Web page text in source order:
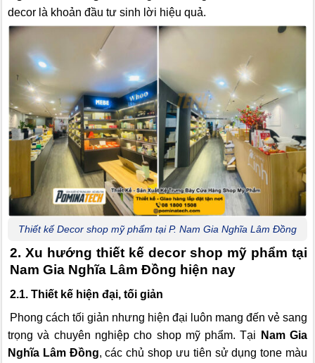
decor là khoản đầu tư sinh lời hiệu quả.
Thiết kế Decor shop mỹ phẩm tại P. Nam Gia Nghĩa Lâm Đồng
2. Xu hướng thiết kế decor shop mỹ phẩm tại
Nam Gia Nghĩa Lâm Đồng hiện nay
2.1. Thiết kế hiện đại, tối giản
Phong cách tối giản nhưng hiện đại luôn mang đến vẻ sang
trọng và chuyên nghiệp cho shop mỹ phẩm. Tại
Nam Gia
Nghĩa Lâm Đồng, các chủ shop ưu tiên sử dụng tone màu